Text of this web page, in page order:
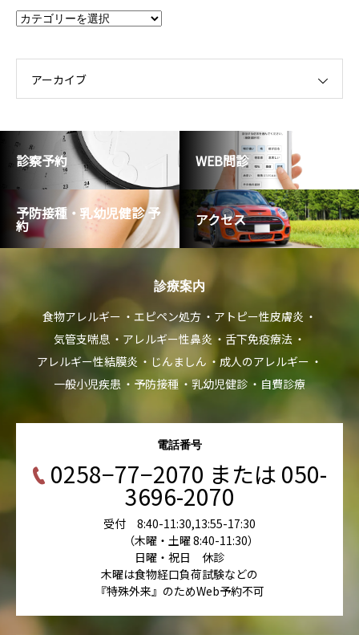
カ
テ
ー
アーカイブ
診察予約 WEB問診
予防接種・乳幼児健診 予
約 アクセス
診療案内
食物アレルギー エピペン処方
アトピー性皮膚炎
気管支喘息
アレルギー性鼻炎
舌下免疫療法
アレルギー性結膜炎
じんましん
成人のアレルギー
一般小児疾患
予防接種 乳幼児健診 自費診療
電話番号
0258−77−2070 または 050-
3696-2070
受付 8:40-11:30,13:55-17:30
（木曜・土曜 8:40-11:30）
日曜・祝日 休診
木曜は食物経口負荷試験などの
『特殊外来』のためWeb予約不可